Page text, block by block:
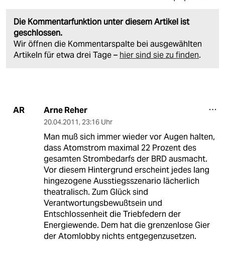
Die Kommentarfunktion unter diesem Artikel ist
geschlossen.
Wir öffnen die Kommentarspalte bei ausgewählten
Artikeln für etwa drei Tage – hier sind sie zu finden.
AR Arne Reher
20.04.2011, 23:16 Uhr
Man muß sich immer wieder vor Augen halten,
dass Atomstrom maximal 22 Prozent des
gesamten Strombedarfs der BRD ausmacht.
Vor diesem Hintergrund erscheint jedes lang
hingezogene Ausstiegsszenario lächerlich
theatralisch. Zum Glück sind
Verantwortungsbewußtsein und
Entschlossenheit die Triebfedern der
Energiewende. Dem hat die grenzenlose Gier
der Atomlobby nichts entgegenzusetzen.